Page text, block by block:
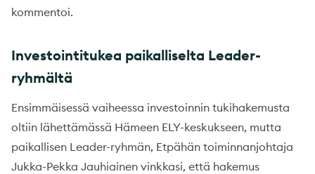
kommentoi.
Investointitukea paikalliselta Leader-
ryhmältä
Ensimmäisessä vaiheessa investoinnin tukihakemusta
oltiin lähettämässä Hämeen ELY-keskukseen, mutta
paikallisen Leader-ryhmän, Etpähän toiminnanjohtaja
Jukka-Pekka Jauhiainen vinkkasi, että hakemus